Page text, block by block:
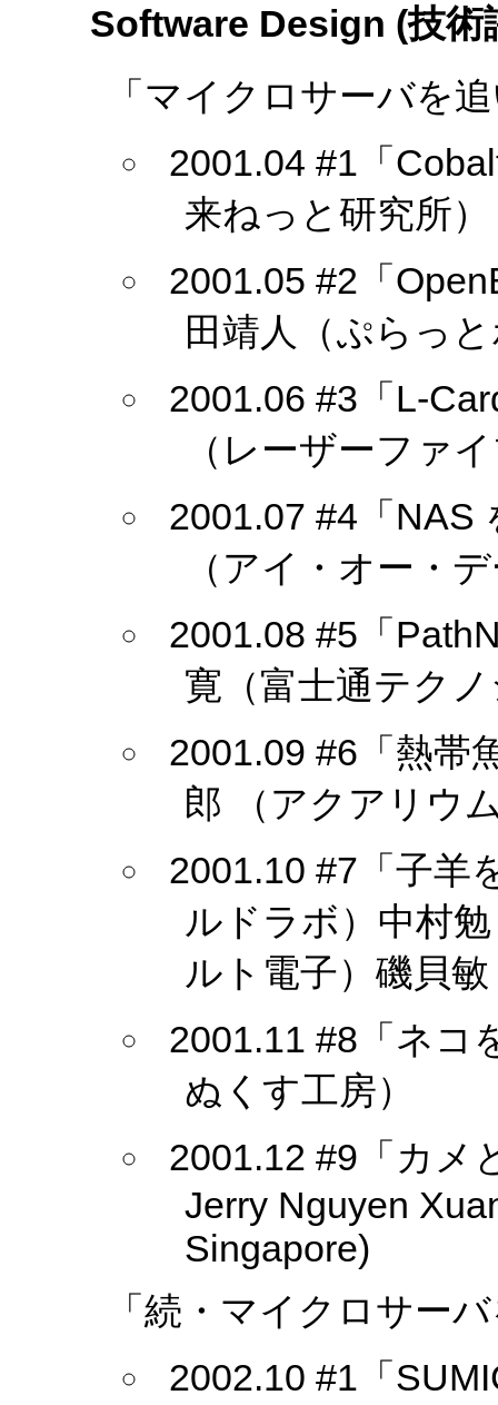
Software Design (技術
「マイクロサーバを
2001.04 #1「
来ねっと研究所
2001.05 #2「
田靖人（ぷらっ
2001.06 #3「L-
（レーザーファ
2001.07 #4「
（アイ・オー・
2001.08 #5「
寛（富士通テク
2001.09 #6「熱
郎 （アクアリウ
2001.10 #7「子
ルドラボ）中村
ルト電子）磯貝
2001.11 #8「ネ
ぬくす工房）
2001.12 #9「カ
Jerry Nguyen
Singapore)
「続・マイクロサー
2002.10 #1「